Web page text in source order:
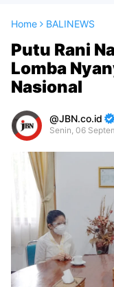
Home BALINEWS
Putu Rani
Lomba
Nasional
JBN.co.id
Senin, 06